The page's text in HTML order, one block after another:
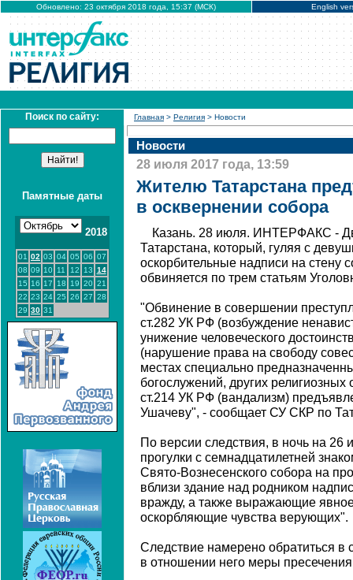
Обновлено: 23 октября 2018 года, 15:37 (МСК) English
Поиск по сайту:
Памятные даты
2018
01 02 03 04 05 06 07
08 09 10 11 12 13 14
15 16 17 18 19 20 21
22 23 24 25 26 27 28
29 30 31
Главная > Религия > Новости
Новости
28 июля 2017 года, 13:59
Жителю Татарстана
в осквернении собора
Казань. 28 июля. ИНТЕРФАКС -
Татарстана, который, гуляя с
оскорбительные надписи на стену
обвиняется по трем статьям
"Обвинение в совершении
ст.282 УК РФ (возбуждение
унижение человеческого
(нарушение права на свободу
местах специально
богослужений, других
ст.214 УК РФ (вандализм)
Ушачеву", - сообщает СУ СКР по
По версии следствия, в ночь на
прогулки с семнадцатилетней
Свято-Вознесенского собора на
вблизи здание над родником
вражду, а также выражающие
оскорбляющие чувства верующих".
Следствие намерено обратиться в
в отношении него меры